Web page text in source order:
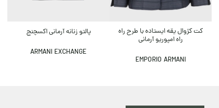
کت کژوال یقه ایستاده با طرح راه
راه امپوریو آرمانی
EMPORIO ARMANI
پالتو زنانه آرمانی اکسچنج
ARMANI EXCHANGE